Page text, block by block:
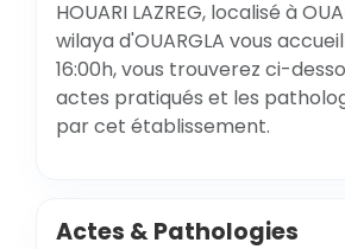
HOUARI LAZREG, localisé à
wilaya d'OUARGLA vous
16:00h, vous trouverez ci-
actes pratiqués et les
par cet établissement.
Actes & Pathologies